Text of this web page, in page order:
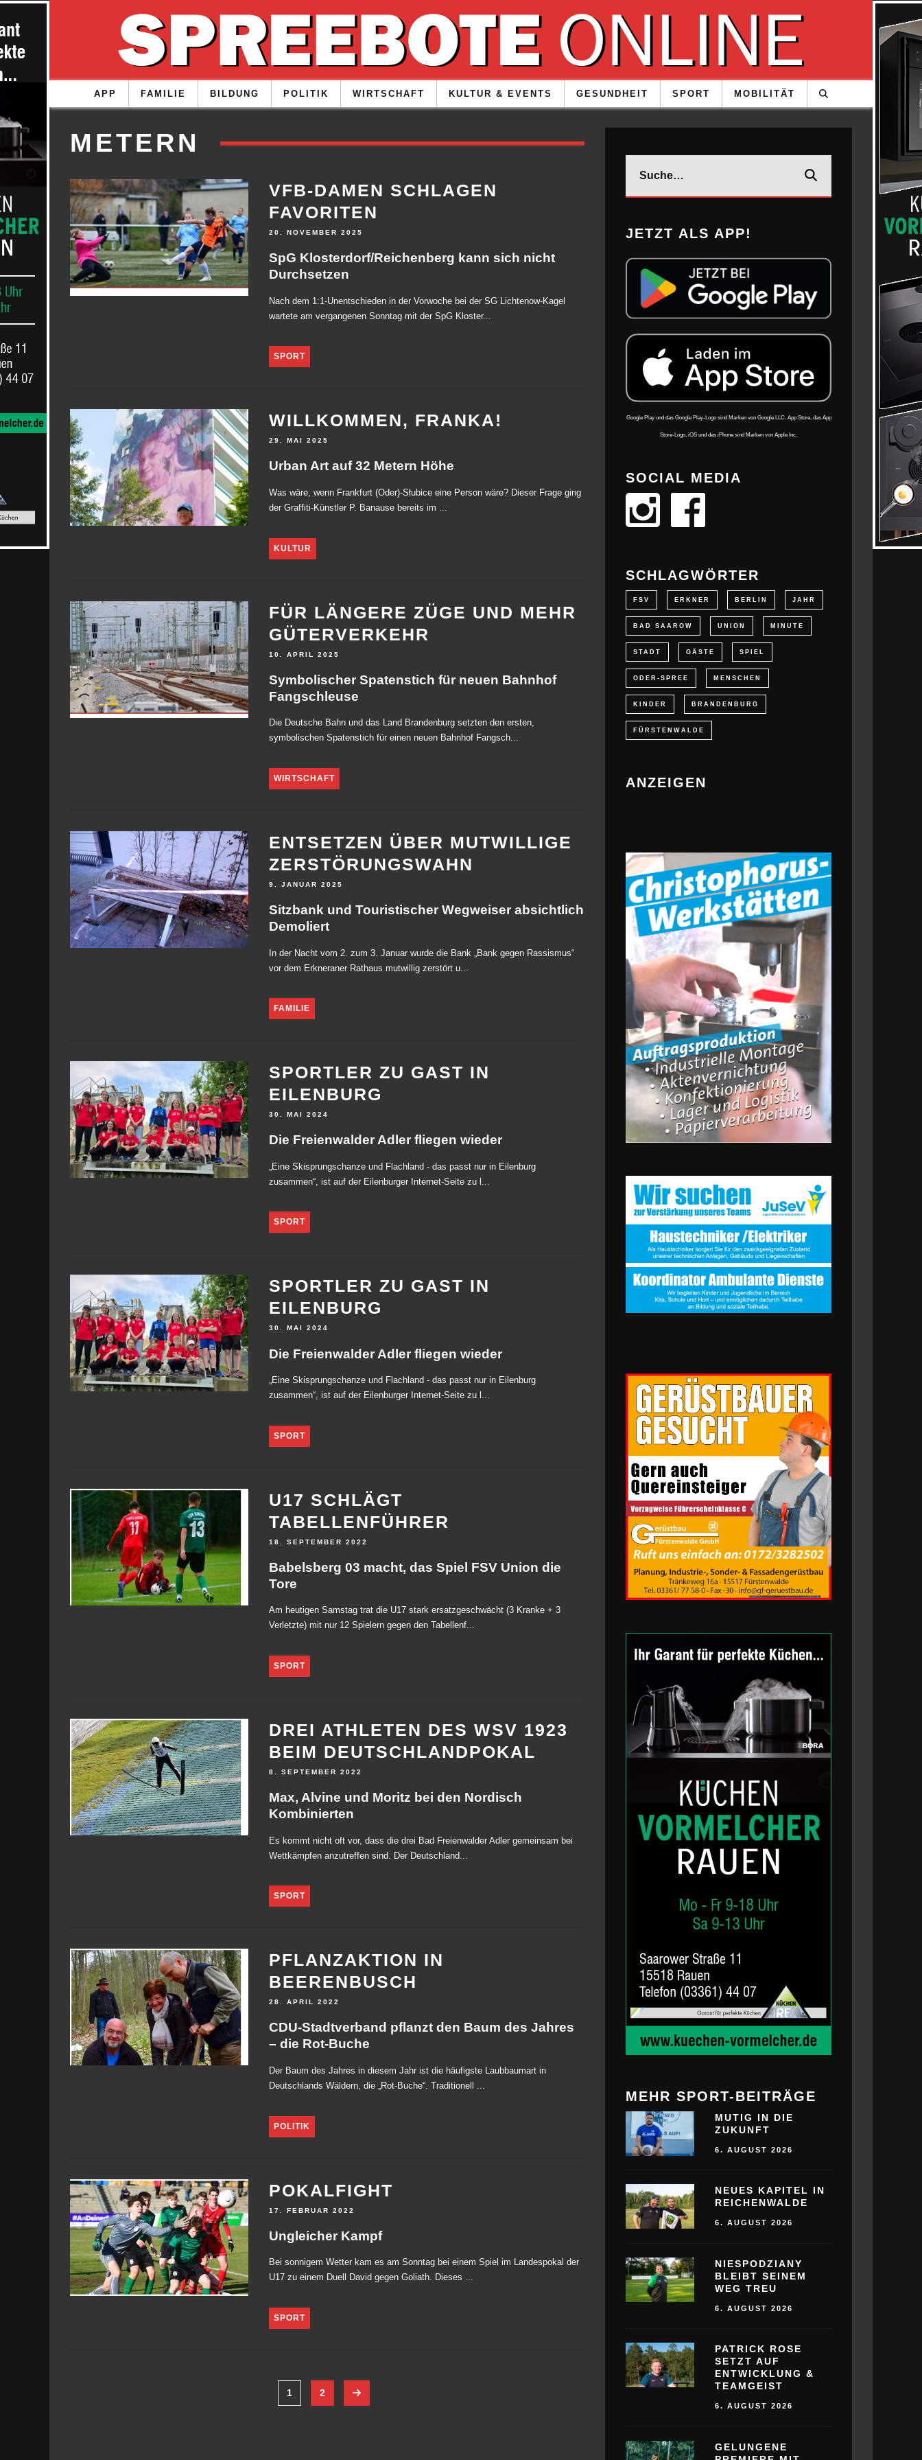
APP FAMILIE BILDUNG POLITIK WIRTSCHAFT KULTUR & EVENTS GESUNDHEIT SPORT MOBILITÄT
METERN
VFB-DAMEN SCHLAGEN
FAVORITEN
20. NOVEMBER 2025
SpG Klosterdorf/Reichenberg kann sich nicht
Durchsetzen
Nach dem 1:1-Unentschieden in der Vorwoche bei der SG Lichtenow-Kagel
wartete am vergangenen Sonntag mit der SpG Kloster...
SPORT
WILLKOMMEN, FRANKA!
29. MAI 2025
Urban Art auf 32 Metern Höhe
Was wäre, wenn Frankfurt (Oder)-Słubice eine Person wäre? Dieser Frage ging
der Graffiti-Künstler P. Banause bereits im ...
KULTUR
FÜR LÄNGERE ZÜGE UND MEHR
GÜTERVERKEHR
10. APRIL 2025
Symbolischer Spatenstich für neuen Bahnhof
Fangschleuse
Die Deutsche Bahn und das Land Brandenburg setzten den ersten,
symbolischen Spatenstich für einen neuen Bahnhof Fangsch...
WIRTSCHAFT
ENTSETZEN ÜBER MUTWILLIGE
ZERSTÖRUNGSWAHN
9. JANUAR 2025
Sitzbank und Touristischer Wegweiser absichtlich
Demoliert
In der Nacht vom 2. zum 3. Januar wurde die Bank „Bank gegen Rassismus“
vor dem Erkneraner Rathaus mutwillig zerstört u...
FAMILIE
SPORTLER ZU GAST IN
EILENBURG
30. MAI 2024
Die Freienwalder Adler fliegen wieder
„Eine Skisprungschanze und Flachland - das passt nur in Eilenburg
zusammen“, ist auf der Eilenburger Internet-Seite zu l...
SPORT
SPORTLER ZU GAST IN
EILENBURG
30. MAI 2024
Die Freienwalder Adler fliegen wieder
„Eine Skisprungschanze und Flachland - das passt nur in Eilenburg
zusammen“, ist auf der Eilenburger Internet-Seite zu l...
SPORT
U17 SCHLÄGT
TABELLENFÜHRER
18. SEPTEMBER 2022
Babelsberg 03 macht, das Spiel FSV Union die
Tore
Am heutigen Samstag trat die U17 stark ersatzgeschwächt (3 Kranke + 3
Verletzte) mit nur 12 Spielern gegen den Tabellenf...
SPORT
DREI ATHLETEN DES WSV 1923
BEIM DEUTSCHLANDPOKAL
8. SEPTEMBER 2022
Max, Alvine und Moritz bei den Nordisch
Kombinierten
Es kommt nicht oft vor, dass die drei Bad Freienwalder Adler gemeinsam bei
Wettkämpfen anzutreffen sind. Der Deutschland...
SPORT
PFLANZAKTION IN
BEERENBUSCH
28. APRIL 2022
CDU-Stadtverband pflanzt den Baum des Jahres
– die Rot-Buche
Der Baum des Jahres in diesem Jahr ist die häufigste Laubbaumart in
Deutschlands Wäldern, die „Rot-Buche“. Traditionell ...
POLITIK
POKALFIGHT
17. FEBRUAR 2022
Ungleicher Kampf
Bei sonnigem Wetter kam es am Sonntag bei einem Spiel im Landespokal der
U17 zu einem Duell David gegen Goliath. Dieses ...
SPORT
1 2
JETZT ALS APP!
Google Play und das Google Play-Logo sind Marken von Google LLC. App Store, das App
Store-Logo, iOS und das iPhone sind Marken von Apple Inc.
SOCIAL MEDIA
SCHLAGWÖRTER
FSV ERKNER BERLIN JAHR
BAD SAAROW UNION MINUTE
STADT GÄSTE SPIEL
ODER-SPREE MENSCHEN
KINDER BRANDENBURG
FÜRSTENWALDE
ANZEIGEN
MEHR SPORT-BEITRÄGE
MUTIG IN DIE
ZUKUNFT
6. AUGUST 2026
NEUES KAPITEL IN
REICHENWALDE
6. AUGUST 2026
NIESPODZIANY
BLEIBT SEINEM
WEG TREU
6. AUGUST 2026
PATRICK ROSE
SETZT AUF
ENTWICKLUNG &
TEAMGEIST
6. AUGUST 2026
GELUNGENE